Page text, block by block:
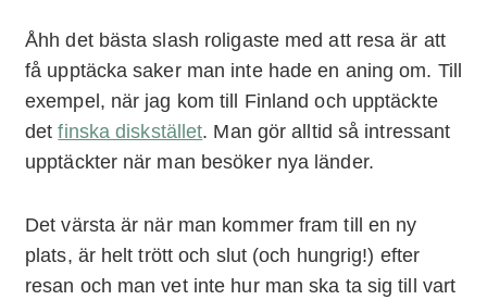
Åhh det bästa slash roligaste med att resa är att
få upptäcka saker man inte hade en aning om. Till
exempel, när jag kom till Finland och upptäckte
detfinska diskstället. Man gör alltid så intressant
upptäckter när man besöker nya länder.
Det värsta är när man kommer fram till en ny
plats, är helt trött och slut (och hungrig!) efter
resan och man vet inte hur man ska ta sig till vart